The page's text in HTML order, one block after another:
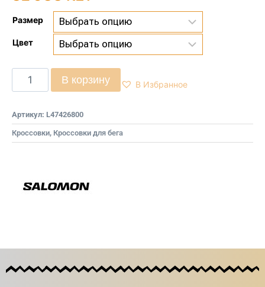
Размер
Цвет
В корзину В Избранное
Артикул: L47426800
Кроссовки, Кроссовки для бега